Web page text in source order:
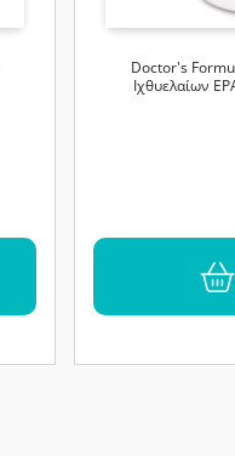
Doctor's
Ιχθυελαίων